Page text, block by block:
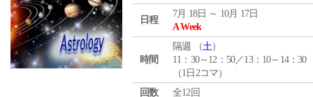
日程
7月 18日 ～ 10月 17日
A Week
時間
隔週 （土）
11：30～12：50／13：10～14：30
（1日2コマ）
回数
全12回